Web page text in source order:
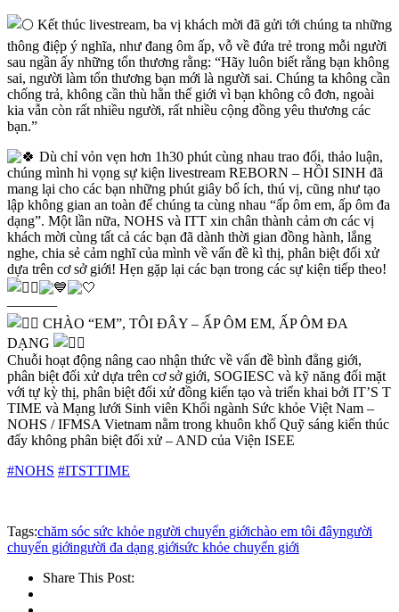
Kết thúc livestream, ba vị khách mời đã gửi tới chúng ta những
thông điệp ý nghĩa, như đang ôm ấp, vỗ về đứa trẻ trong mỗi người
sau ngần ấy những tổn thương rằng: “Hãy luôn biết rằng bạn không
sai, người làm tổn thương bạn mới là người sai. Chúng ta không cần
chống trả, không cần thù hằn thế giới vì bạn không cô đơn, ngoài
kia vẫn còn rất nhiều người, rất nhiều cộng đồng yêu thương các
bạn.”
Dù chỉ vỏn vẹn hơn 1h30 phút cùng nhau trao đổi, thảo luận,
chúng mình hi vọng sự kiện livestream REBORN – HỒI SINH đã
mang lại cho các bạn những phút giây bổ ích, thú vị, cũng như tạo
lập không gian an toàn để chúng ta cùng nhau “ấp ôm em, ấp ôm đa
dạng”. Một lần nữa, NOHS và ITT xin chân thành cảm ơn các vị
khách mời cùng tất cả các bạn đã dành thời gian đồng hành, lắng
nghe, chia sẻ cảm nghĩ của mình về vấn đề kì thị, phân biệt đối xử
dựa trên cơ sở giới! Hẹn gặp lại các bạn trong các sự kiện tiếp theo!
———–
CHÀO “EM”, TÔI ĐÂY – ẤP ÔM EM, ẤP ÔM ĐA
DẠNG
Chuỗi hoạt động nâng cao nhận thức về vấn đề bình đẳng giới,
phân biệt đối xử dựa trên cơ sở giới, SOGIESC và kỹ năng đối mặt
với tự kỳ thị, phân biệt đối xử đồng kiến tạo và triển khai bởi IT’S T
TIME và Mạng lưới Sinh viên Khối ngành Sức khỏe Việt Nam –
NOHS / IFMSA Vietnam nằm trong khuôn khổ Quỹ sáng kiến thúc
đẩy không phân biệt đối xử – AND của Viện ISEE
#NOHS #ITSTTIME
Tags:chăm sóc sức khỏe người chuyển giớichào em tôi đâyngười
chuyển giớingười đa dạng giớisức khỏe chuyển giới
Share This Post: